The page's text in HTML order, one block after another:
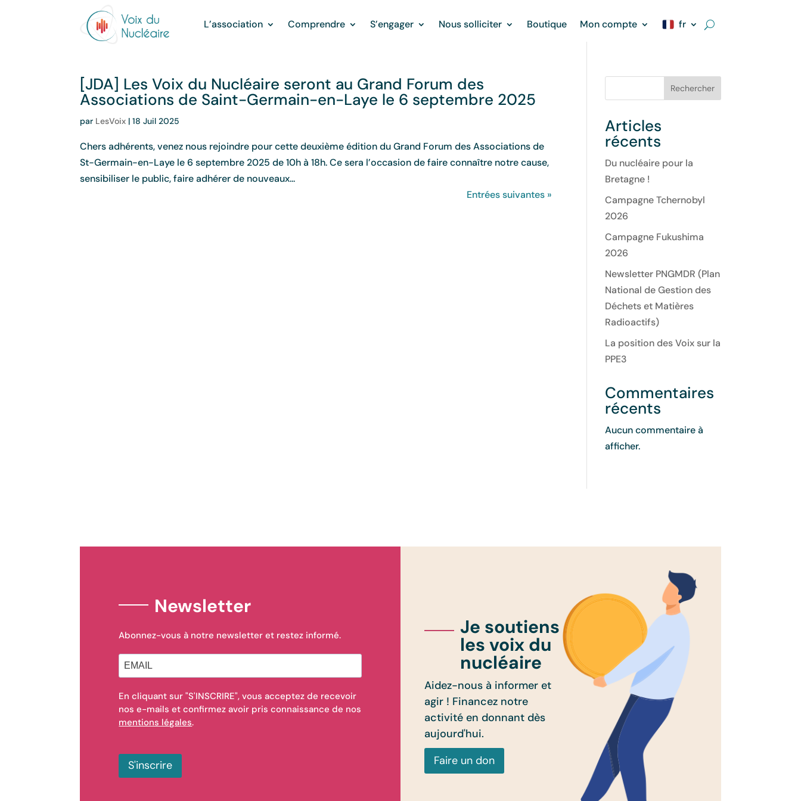
L’association Comprendre S’engager Nous solliciter Boutique Mon compte fr
[JDA] Les Voix du Nucléaire seront au Grand Forum des
Associations de Saint-Germain-en-Laye le 6 septembre 2025
par LesVoix |18 Juil 2025
Chers adhérents, venez nous rejoindre pour cette deuxième édition du Grand Forum des Associations de
St-Germain-en-Laye le 6 septembre 2025 de 10h à 18h. Ce sera l’occasion de faire connaître notre cause,
sensibiliser le public, faire adhérer de nouveaux...
Entrées suivantes »
Rechercher
Articles
récents
Du nucléaire pour la
Bretagne !
Campagne Tchernobyl
2026
Campagne Fukushima
2026
Newsletter PNGMDR (Plan
National de Gestion des
Déchets et Matières
Radioactifs)
La position des Voix sur la
PPE3
Commentaires
récents
Aucun commentaire à
afficher.
Newsletter
Abonnez-vous à notre newsletter et restez informé.
En cliquant sur "S'INSCRIRE", vous acceptez de recevoir
nos e-mails et confirmez avoir pris connaissance de nos
mentions légales.
S'inscrire
Je soutiens
les voix du
nucléaire
Aidez-nous à informer et
agir ! Financez notre
activité en donnant dès
aujourd'hui.
Faire un don